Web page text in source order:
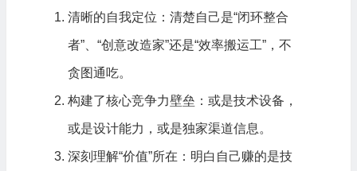
清晰的自我定位：清楚自己是“闭环整合
者”、“创意改造家”还是“效率搬运工”，不
贪图通吃。
构建了核心竞争力壁垒：或是技术设备，
或是设计能力，或是独家渠道信息。
深刻理解“价值”所在：明白自己赚的是技